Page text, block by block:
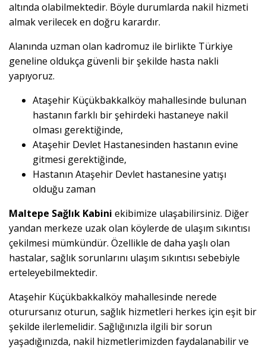
altında olabilmektedir. Böyle durumlarda nakil hizmeti
almak verilecek en doğru karardır.
Alanında uzman olan kadromuz ile birlikte Türkiye
geneline oldukça güvenli bir şekilde hasta nakli
yapıyoruz.
Ataşehir Küçükbakkalköy mahallesinde bulunan
hastanın farklı bir şehirdeki hastaneye nakil
olması gerektiğinde,
Ataşehir Devlet Hastanesinden hastanın evine
gitmesi gerektiğinde,
Hastanın Ataşehir Devlet hastanesine yatışı
olduğu zaman
Maltepe Sağlık Kabini ekibimize ulaşabilirsiniz. Diğer
yandan merkeze uzak olan köylerde de ulaşım sıkıntısı
çekilmesi mümkündür. Özellikle de daha yaşlı olan
hastalar, sağlık sorunlarını ulaşım sıkıntısı sebebiyle
erteleyebilmektedir.
Ataşehir Küçükbakkalköy mahallesinde nerede
oturursanız oturun, sağlık hizmetleri herkes için eşit bir
şekilde ilerlemelidir. Sağlığınızla ilgili bir sorun
yaşadığınızda, nakil hizmetlerimizden faydalanabilir ve